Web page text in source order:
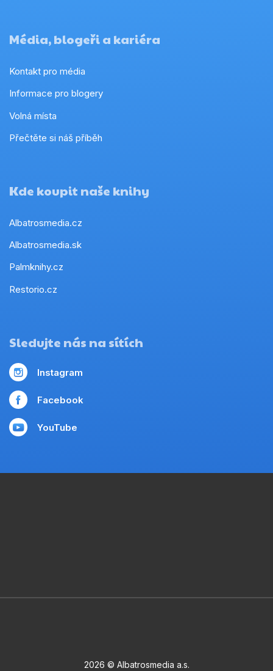
Média, blogeři a kariéra
Kontakt pro média
Informace pro blogery
Volná místa
Přečtěte si náš příběh
Kde koupit naše knihy
Albatrosmedia.cz
Albatrosmedia.sk
Palmknihy.cz
Restorio.cz
Sledujte nás na sítích
Instagram
Facebook
YouTube
2026 © Albatrosmedia a.s.